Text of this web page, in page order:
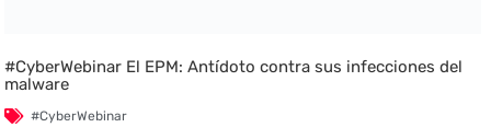
#CyberWebinar El EPM: Antídoto contra sus infecciones del
malware
#CyberWebinar